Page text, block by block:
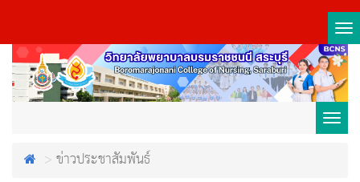
ข่าวประชาสัมพันธ์